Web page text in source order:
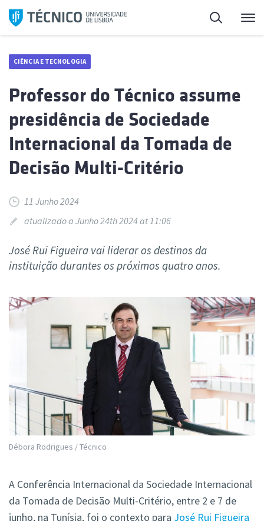
Saltar
para
Pesquisa
CIÊNCIA E TECNOLOGIA
Professor do Técnico assume
presidência de Sociedade
Internacional da Tomada de
Decisão Multi-Critério
11 Junho 2024
atualizado a Junho 24th 2024 at 11:06
José Rui Figueira vai liderar os destinos da
instituição durantes os próximos quatro anos.
Débora Rodrigues / Técnico
A Conferência Internacional da Sociedade Internacional
da Tomada de Decisão Multi-Critério, entre 2 e 7 de
junho, na Tunísia, foi o contexto para José Rui Figueira